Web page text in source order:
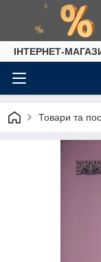
IНТЕРНЕТ-
Товари та